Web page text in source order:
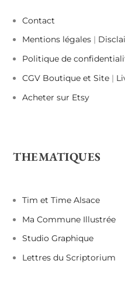
Contact
Mentions légales |
Politique de
CGV Boutique et Site |
Acheter sur Etsy
THEMATIQUES
Tim et Time Alsace
Ma Commune Illustrée
Studio Graphique
Lettres du Scriptorium